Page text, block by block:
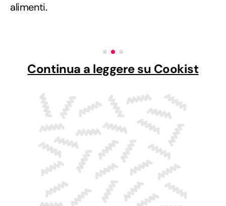
alimenti.
Continua a leggere su Cookist